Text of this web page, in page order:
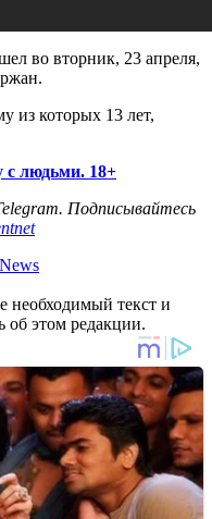
во вторник, 23 апреля,
из которых 13 лет,
с людьми. 18+
Подписывайтесь
необходимый текст и
об этом редакции.